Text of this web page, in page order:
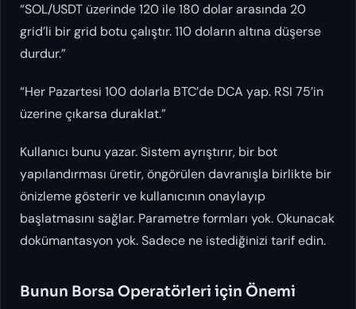
“SOL/USDT üzerinde 120 ile 180 dolar arasında 20
grid’li bir grid botu çalıştır. 110 doların altına düşerse
durdur.”
“Her Pazartesi 100 dolarla BTC’de DCA yap. RSI 75’in
üzerine çıkarsa duraklat.”
Kullanıcı bunu yazar. Sistem ayrıştırır, bir bot
yapılandırması üretir, öngörülen davranışla birlikte bir
önizleme gösterir ve kullanıcının onaylayıp
başlatmasını sağlar. Parametre formları yok. Okunacak
dokümantasyon yok. Sadece ne istediğinizi tarif edin.
Bunun Borsa Operatörleri için Önemi